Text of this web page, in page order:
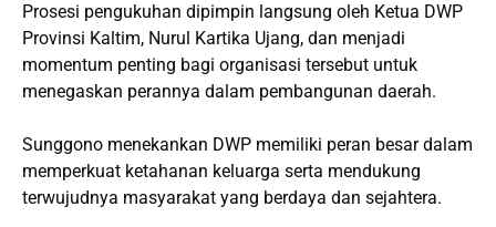
Prosesi pengukuhan dipimpin langsung oleh Ketua DWP
Provinsi Kaltim, Nurul Kartika Ujang, dan menjadi
momentum penting bagi organisasi tersebut untuk
menegaskan perannya dalam pembangunan daerah.
Sunggono menekankan DWP memiliki peran besar dalam
memperkuat ketahanan keluarga serta mendukung
terwujudnya masyarakat yang berdaya dan sejahtera.